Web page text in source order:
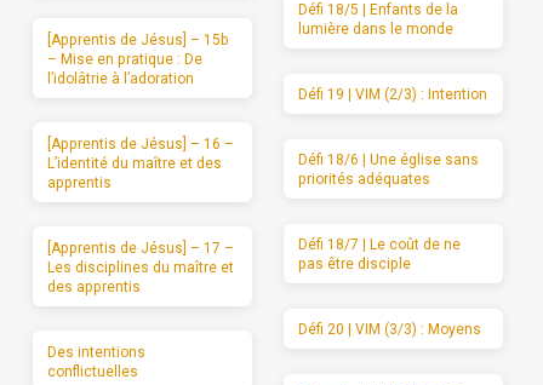
[Apprentis de Jésus] – 15b
– Mise en pratique : De
l’idolâtrie à l’adoration
[Apprentis de Jésus] – 16 –
L’identité du maître et des
apprentis
[Apprentis de Jésus] – 17 –
Les disciplines du maître et
des apprentis
Des intentions
conflictuelles
Défi 18/5 | Enfants de la
lumière dans le monde
Défi 19 | VIM (2/3) : Intention
Défi 18/6 | Une église sans
priorités adéquates
Défi 18/7 | Le coût de ne
pas être disciple
Défi 20 | VIM (3/3) : Moyens